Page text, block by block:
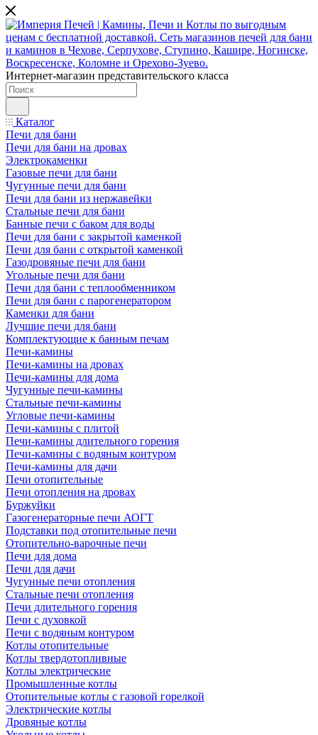
Интернет-магазин представительского класса
Каталог
Печи для бани
Печи для бани на дровах
Электрокаменки
Газовые печи для бани
Чугунные печи для бани
Печи для бани из нержавейки
Стальные печи для бани
Банные печи с баком для воды
Печи для бани с закрытой каменкой
Печи для бани с открытой каменкой
Газодровяные печи для бани
Угольные печи для бани
Печи для бани с теплообменником
Печи для бани с парогенератором
Каменки для бани
Лучшие печи для бани
Комплектующие к банным печам
Печи-камины
Печи-камины на дровах
Печи-камины для дома
Чугунные печи-камины
Стальные печи-камины
Угловые печи-камины
Печи-камины с плитой
Печи-камины длительного горения
Печи-камины с водяным контуром
Печи-камины для дачи
Печи отопительные
Печи отопления на дровах
Буржуйки
Газогенераторные печи АОГТ
Подставки под отопительные печи
Отопительно-варочные печи
Печи для дома
Печи для дачи
Чугунные печи отопления
Стальные печи отопления
Печи длительного горения
Печи с духовкой
Печи с водяным контуром
Котлы отопительные
Котлы твердотопливные
Котлы электрические
Промышленные котлы
Отопительные котлы с газовой горелкой
Электрические котлы
Дровяные котлы